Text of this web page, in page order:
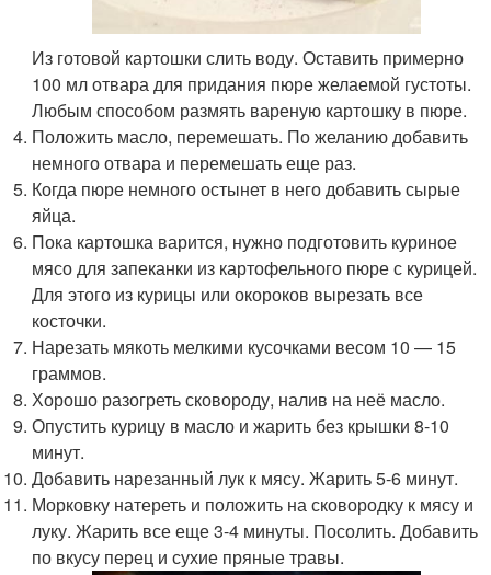
Из готовой картошки слить воду. Оставить примерно
100 мл отвара для придания пюре желаемой густоты.
Любым способом размять вареную картошку в пюре.
Положить масло, перемешать. По желанию добавить
немного отвара и перемешать еще раз.
Когда пюре немного остынет в него добавить сырые
яйца.
Пока картошка варится, нужно подготовить куриное
мясо для запеканки из картофельного пюре с курицей.
Для этого из курицы или окороков вырезать все
косточки.
Нарезать мякоть мелкими кусочками весом 10 — 15
граммов.
Хорошо разогреть сковороду, налив на неё масло.
Опустить курицу в масло и жарить без крышки 8-10
минут.
Добавить нарезанный лук к мясу. Жарить 5-6 минут.
Морковку натереть и положить на сковородку к мясу и
луку. Жарить все еще 3-4 минуты. Посолить. Добавить
по вкусу перец и сухие пряные травы.